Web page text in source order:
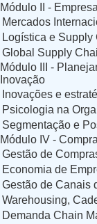
Módulo II -
Mercados
Logística e
Global Supply
Módulo III -
Inovação
Inovações e
Psicologia na
Segmentação e
Módulo IV -
Gestão de
Economia de
Gestão de Canais
Warehousing,
Demanda Chain